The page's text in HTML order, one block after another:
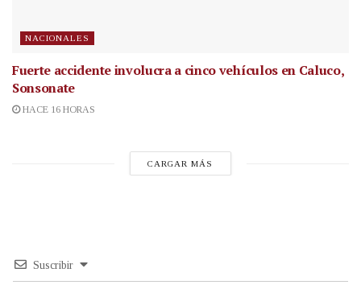
NACIONALES
Fuerte accidente involucra a cinco vehículos en Caluco,
Sonsonate
HACE 16 HORAS
CARGAR MÁS
Suscribir